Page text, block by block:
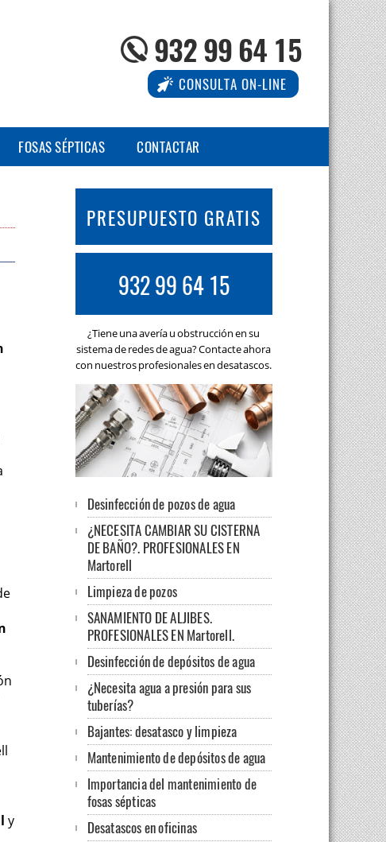
932 99 64 15
CONSULTA ON-LINE
FOSAS SÉPTICAS CONTACTAR
y
PRESUPUESTO GRATIS
932 99 64 15
¿Tiene una avería u obstrucción en su
sistema de redes de agua? Contacte ahora
con nuestros profesionales en desatascos.
Desinfección de pozos de agua
¿NECESITA CAMBIAR SU CISTERNA
DE BAÑO?. PROFESIONALES EN
Martorell
Limpieza de pozos
SANAMIENTO DE ALJIBES.
PROFESIONALES EN Martorell.
Desinfección de depósitos de agua
¿Necesita agua a presión para sus
tuberías?
Bajantes: desatasco y limpieza
Mantenimiento de depósitos de agua
Importancia del mantenimiento de
fosas sépticas
Desatascos en oficinas